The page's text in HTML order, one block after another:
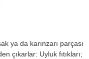
ya da karınzarı parçası
çıkarlar: Uyluk fıtıkları;